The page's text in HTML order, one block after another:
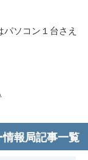
ソコン１台さえ
報局記事一覧